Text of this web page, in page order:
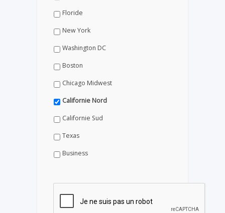
Floride
New York
Washington DC
Boston
Chicago Midwest
Californie Nord
Californie Sud
Texas
Business